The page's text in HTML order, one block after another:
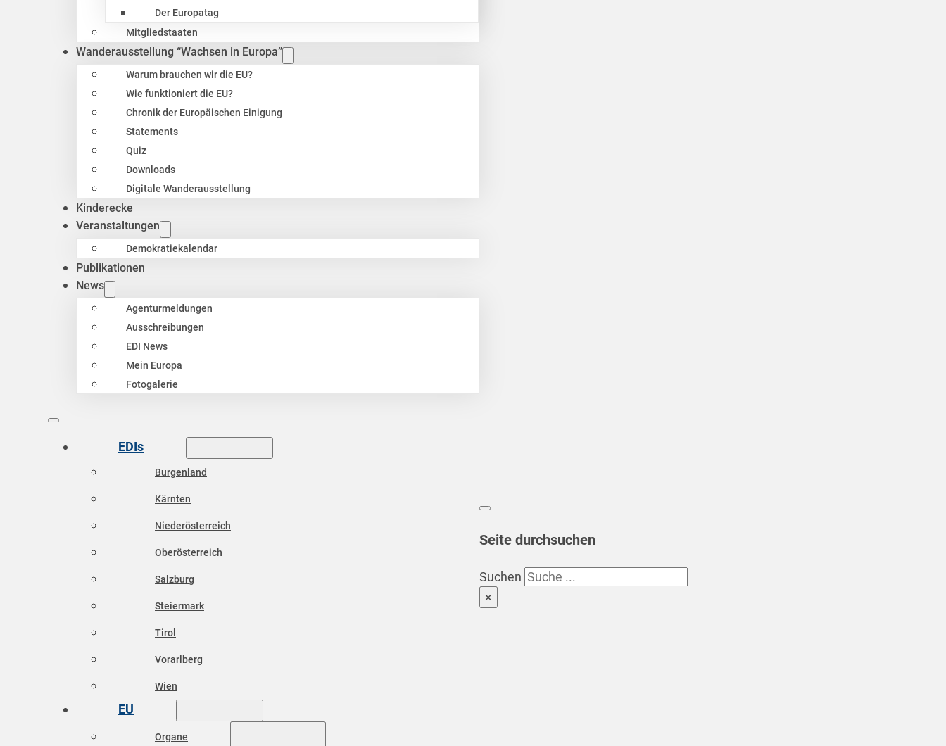
Der Europatag
Mitgliedstaaten
Wanderausstellung “Wachsen in Europa”
Warum brauchen wir die EU?
Wie funktioniert die EU?
Chronik der Europäischen Einigung
Statements
Quiz
Downloads
Digitale Wanderausstellung
Kinderecke
Veranstaltungen
Demokratiekalendar
Publikationen
News
Agenturmeldungen
Ausschreibungen
EDI News
Mein Europa
Fotogalerie
EDIs
Burgenland
Kärnten
Niederösterreich
Oberösterreich
Salzburg
Steiermark
Tirol
Vorarlberg
Wien
EU
Organe
Seite durchsuchen
Suchen
×